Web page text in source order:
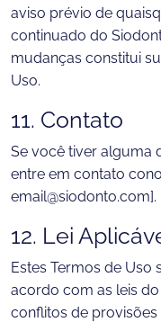
aviso prévio de
continuado do
mudanças constitui
Uso.
11. Contato
Se você tiver alguma
entre em contato
email@siodonto.com].
12. Lei
Estes Termos de Uso
acordo com as leis
conflitos de provisões